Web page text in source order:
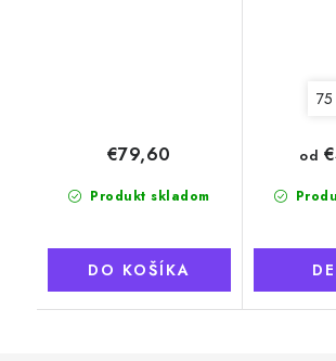
Produkt skladom
€79,60
DO KOŠÍKA
od